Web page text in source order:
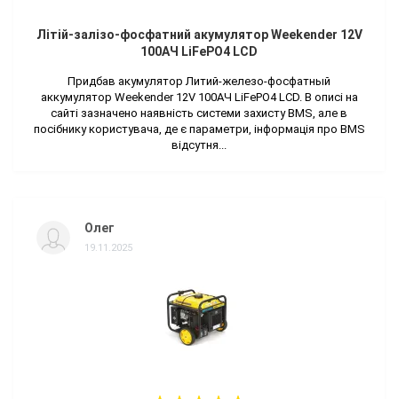
Літій-залізо-фосфатний акумулятор Weekender 12V
100AЧ LiFePO4 LCD
Придбав акумулятор Литий-железо-фосфатный
аккумулятор Weekender 12V 100AЧ LiFePO4 LCD. В описі на
сайті зазначено наявність системи захисту BMS, але в
посібнику користувача, де є параметри, інформація про BMS
відсутня...
Олег
19.11.2025